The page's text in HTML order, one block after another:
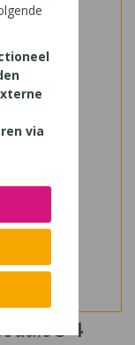
3-4
via